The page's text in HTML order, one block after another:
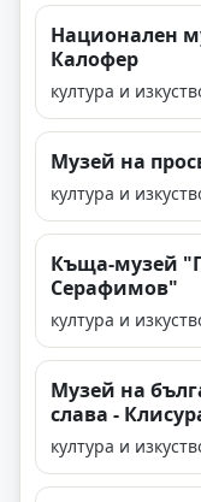
Национален
Калофер
култура и
Музей на
култура и
Къща-музей
Серафимов"
култура и
Музей на
слава -
култура и